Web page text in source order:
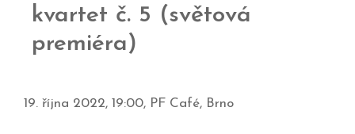
kvartet č. 5 (světová
premiéra)
19. října 2022, 19:00, PF Café, Brno